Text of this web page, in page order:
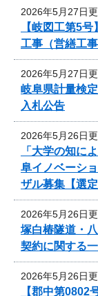
2026年5月27日
【岐図工第5
工事（営繕工
2026年5月27日
岐阜県計量検
入札公告
2026年5月26日
「大学の知に
阜イノベーシ
ザル募集【選定
2026年5月26日
塚白椿隧道・
契約に関する
2026年5月26日
【郡中第